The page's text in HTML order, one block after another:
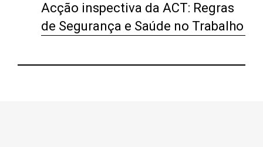
Acção inspectiva da ACT: Regras
de Segurança e Saúde no Trabalho